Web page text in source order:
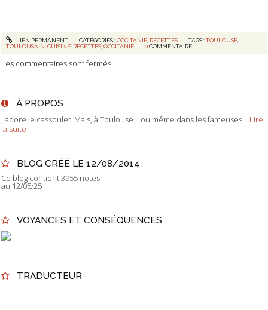
LIEN PERMANENT CATÉGORIES :OCCITANIE, RECETTES TAGS :TOULOUSE
TOULOUSAIN ,CUISINE RECETTES ,OCCITANIE 0 COMMENTAIRE
Les commentaires sont fermés.
À PROPOS
J'adore le cassoulet. Mais, à Toulouse... ou même dans les fameuses...
Lire
la suite
BLOG CRÉÉ LE 12/08/2014
Ce blog contient 3955 notes
au 12/05/25
VOYANCES ET CONSÉQUENCES
TRADUCTEUR